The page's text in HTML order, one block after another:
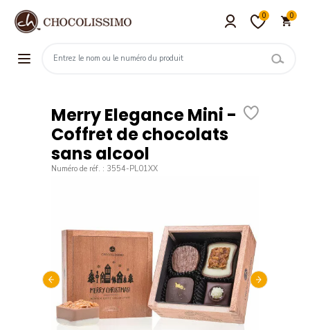
0 0
Merry Elegance Mini -
Coffret de chocolats
sans alcool
Numéro de réf. : 3554-PL01XX